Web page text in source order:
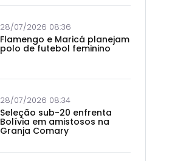
28/07/2026 08:36
Flamengo e Maricá planejam
polo de futebol feminino
28/07/2026 08:34
Seleção sub-20 enfrenta
Bolívia em amistosos na
Granja Comary